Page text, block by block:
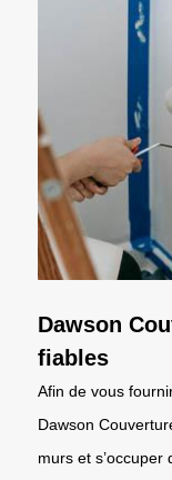
Dawson
fiables
Afin de vous
Dawson
murs et